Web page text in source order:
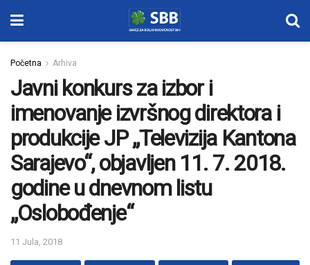
Početna Arhiva
Javni konkurs za izbor i
imenovanje izvršnog direktora i
produkcije JP „Televizija Kantona
Sarajevo“, objavljen 11. 7. 2018.
godine u dnevnom listu
„Oslobođenje“
11 Jula, 2018